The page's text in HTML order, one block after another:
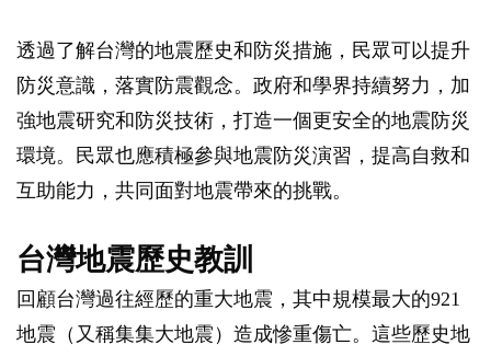
透過了解台灣的地震歷史和防災措施，民眾可以提升
防災意識，落實防震觀念。政府和學界持續努力，加
強地震研究和防災技術，打造一個更安全的地震防災
環境。民眾也應積極參與地震防災演習，提高自救和
互助能力，共同面對地震帶來的挑戰。
台灣地震歷史教訓
回顧台灣過往經歷的重大地震，其中規模最大的921
地震（又稱集集大地震）造成慘重傷亡。這些歷史地